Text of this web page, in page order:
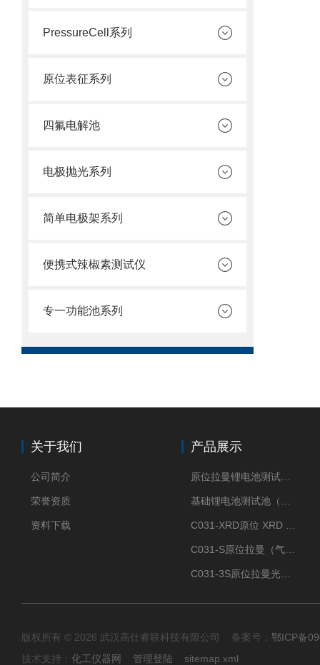
PressureCell系列
原位表征系列
四氟电解池
电极抛光系列
简单电极架系列
便携式辣椒素测试仪
专一功能池系列
关于我们
公司简介
荣誉资质
资料下载
产品展示
版权所有 © 2026 武汉高仕睿联科技有限公司 备案号： 鄂ICP备
技术支持： 化工仪器网 管理登陆 sitemap.xml